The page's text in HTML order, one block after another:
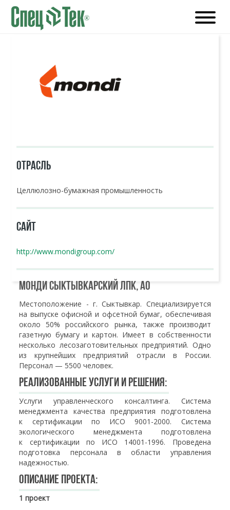
ОТРАСЛЬ
Целлюлозно-бумажная промышленность
САЙТ
http://www.mondigroup.com/
Монди Сыктывкарский ЛПК, АО
Местоположение - г. Сыктывкар. Специализируется
на выпуске офисной и офсетной бумаг, обеспечивая
около 50% российского рынка, также производит
газетную бумагу и картон. Имеет в собственности
несколько лесозаготовительных предприятий. Одно
из крупнейших предприятий отрасли в России.
Персонал — 5500 человек.
Реализованные услуги и решения:
Услуги управленческого консалтинга. Система
менеджмента качества предприятия подготовлена
к сертификации по ИСО 9001-2000. Система
экологического менеджмента подготовлена
к сертификации по ИСО 14001-1996. Проведена
подготовка персонала в области управления
надежностью.
Описание проекта:
1 проект